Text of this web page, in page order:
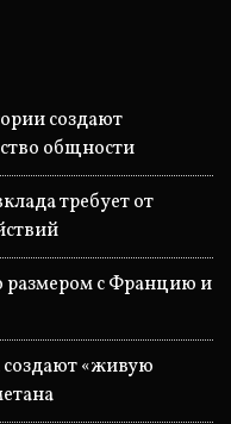
создают
общности
требует от
размером с Францию и
«живую